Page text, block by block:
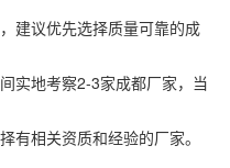
建议优先选择质量可靠的成
实地考察2-3家成都厂家，当
有相关资质和经验的厂家。